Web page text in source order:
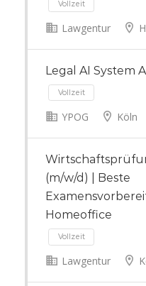
Vollzeit
Lawgentur
Legal AI System
Vollzeit
YPOG Köln
(m/w/d) | Beste
Homeoffice
Lawgentur